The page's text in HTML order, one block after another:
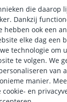
die daarop
Dankzij
hebben ook een
elke dag een
technologie om
te volgen. We
van
manier.
cookie- en